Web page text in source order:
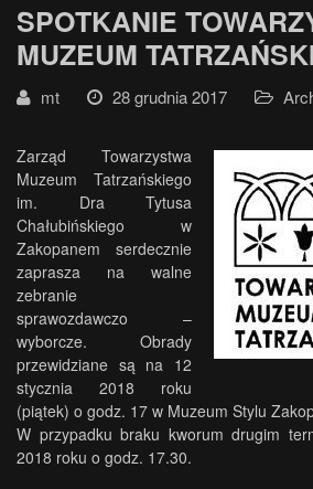
SPOTKANIE
MUZEUM
mt 28 grudnia 2017
Zarząd Towarzystwa
Muzeum Tatrzańskiego
im. Dra Tytusa
Chałubińskiego w
Zakopanem serdecznie
zaprasza na walne
zebranie
sprawozdawczo –
wyborcze. Obrady
przewidziane są na 12
stycznia 2018 roku
(piątek) o godz. 17 w Muzeum Stylu
W przypadku braku kworum drugim
2018 roku o godz. 17.30.